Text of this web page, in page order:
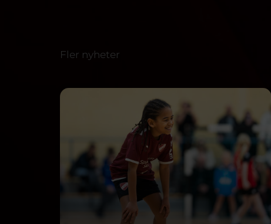
Fler nyheter